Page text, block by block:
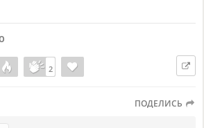
2
2
ПОДЕЛИСЬ